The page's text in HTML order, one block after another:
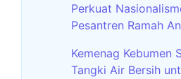
Perkuat
Pesantren Ramah
Kemenag Kebumen
Tangki Air Bersih